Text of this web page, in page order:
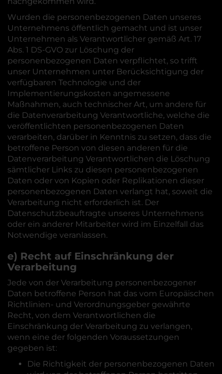
Wurden die personenbezogenen Daten unseres
Unternehmens öffentlich gemacht und ist unser
Unternehmen als Verantwortlicher gemäß Art. 17
Abs. 1 DS-GVO zur Löschung der
personenbezogenen Daten verpflichtet, so trifft
unser Unternehmen unter Berücksichtigung der
verfügbaren Technologie und der
Implementierungskosten angemessene
Maßnahmen, auch technischer Art, um andere für
die Datenverarbeitung Verantwortliche, welche die
veröffentlichten personenbezogenen Daten
verarbeiten, darüber in Kenntnis zu setzen, dass die
betroffene Person von diesen anderen für die
Datenverarbeitung Verantwortlichen die Löschung
sämtlicher Links zu diesen personenbezogenen
Daten oder von Kopien oder Replikationen dieser
personenbezogenen Daten verlangt hat, soweit die
Verarbeitung nicht erforderlich ist. Der
Datenschutzbeauftragte unseres Unternehmens
oder ein anderer Mitarbeiter wird im Einzelfall das
Notwendige veranlassen.
e) Recht auf Einschränkung der
Verarbeitung
Jede von der Verarbeitung personenbezogener
Daten betroffene Person hat das vom Europäischen
Richtlinien- und Verordnungsgeber gewährte
Recht, von dem Verantwortlichen die
Einschränkung der Verarbeitung zu verlangen,
wenn eine der folgenden Voraussetzungen
gegeben ist:
Die Richtigkeit der personenbezogenen Daten